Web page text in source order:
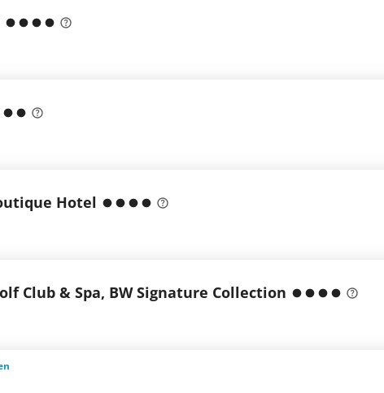
Hotel
Club & Spa, BW Signature Collection